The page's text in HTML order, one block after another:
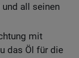
all seinen
mit
das Öl für die